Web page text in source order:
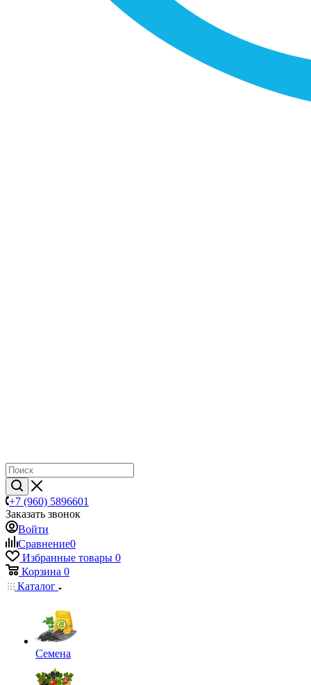
+7 (960) 5896601
Заказать звонок
Войти
Сравнение0
Избранные товары 0
Корзина 0
Каталог
Семена